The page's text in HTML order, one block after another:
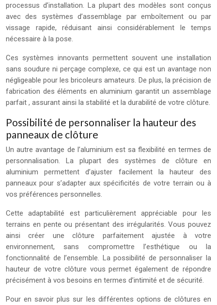
processus d’installation. La plupart des modèles sont conçus
avec des systèmes d’assemblage par emboîtement ou par
vissage rapide, réduisant ainsi considérablement le temps
nécessaire à la pose.
Ces systèmes innovants permettent souvent une installation
sans soudure ni perçage complexe, ce qui est un avantage non
négligeable pour les bricoleurs amateurs. De plus, la précision de
fabrication des éléments en aluminium garantit un assemblage
parfait , assurant ainsi la stabilité et la durabilité de votre clôture.
Possibilité de personnaliser la hauteur des
panneaux de clôture
Un autre avantage de l’aluminium est sa flexibilité en termes de
personnalisation. La plupart des systèmes de clôture en
aluminium permettent d’ajuster facilement la hauteur des
panneaux pour s’adapter aux spécificités de votre terrain ou à
vos préférences personnelles.
Cette adaptabilité est particulièrement appréciable pour les
terrains en pente ou présentant des irrégularités. Vous pouvez
ainsi créer une clôture parfaitement ajustée à votre
environnement, sans compromettre l’esthétique ou la
fonctionnalité de l’ensemble. La possibilité de personnaliser la
hauteur de votre clôture vous permet également de répondre
précisément à vos besoins en termes d’intimité et de sécurité.
Pour en savoir plus sur les différentes options de clôtures en